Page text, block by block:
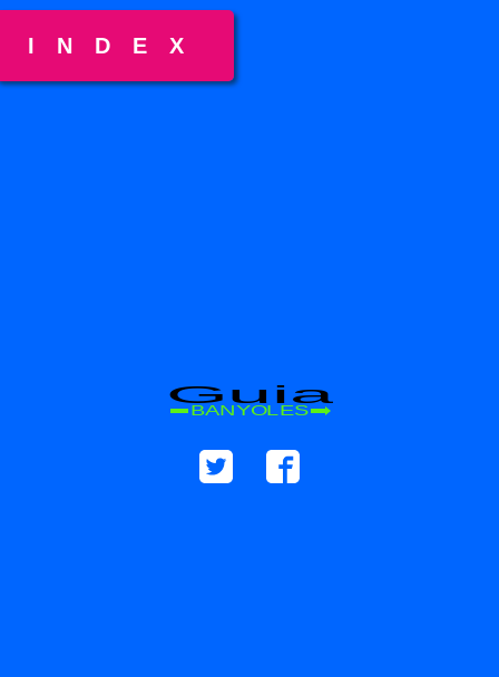
Guia
BANYOLES
INDEX